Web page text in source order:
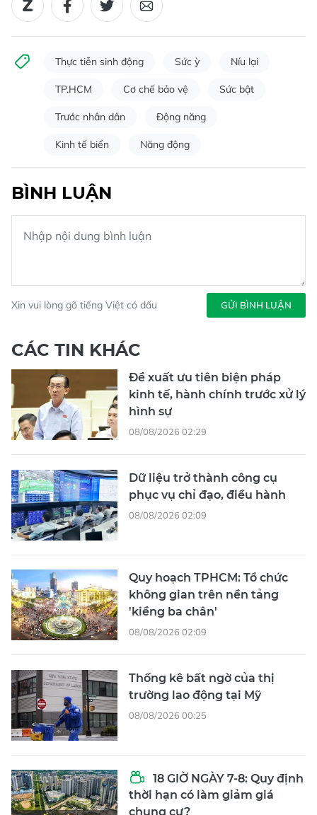
Thực tiễn sinh động Sức ỳ Níu lại
TP.HCM Cơ chế bảo vệ Sức bật
Trước nhân dân Động năng
Kinh tế biển Năng động
BÌNH LUẬN
Xin vui lòng gõ tiếng Việt có dấu GỬI BÌNH LUẬN
CÁC TIN KHÁC
Đề xuất ưu tiên biện pháp
kinh tế, hành chính trước xử lý
hình sự
08/08/2026 02:29
Dữ liệu trở thành công cụ
phục vụ chỉ đạo, điều hành
08/08/2026 02:09
Quy hoạch TPHCM: Tổ chức
không gian trên nền tảng
'kiềng ba chân'
08/08/2026 02:09
Thống kê bất ngờ của thị
trường lao động tại Mỹ
08/08/2026 00:25
18 GIỜ NGÀY 7-8: Quy định
thời hạn có làm giảm giá
chung cư?